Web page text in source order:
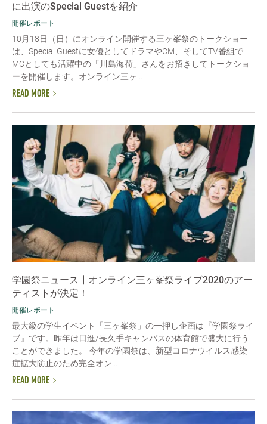
に出演のSpecial Guestを紹介
開催レポート
10月18日（日）にオンライン開催する三ヶ峯祭のトークショー
は、Special Guestに女優としてドラマやCM、そしてTV番組で
MCとしても活躍中の「川島海荷」さんをお招きしてトークショ
ーを開催します。オンライン三ヶ...
READ MORE
学園祭ニュース┃オンライン三ヶ峯祭ライブ2020のアー
ティストが決定！
開催レポート
最大級の学生イベント「三ヶ峯祭」の一押し企画は『学園祭ライ
ブ』です。昨年は日進/長久手キャンパスの体育館で盛大に行う
ことができました。 今年の学園祭は、新型コロナウイルス感染
症拡大防止のため完全オン...
READ MORE